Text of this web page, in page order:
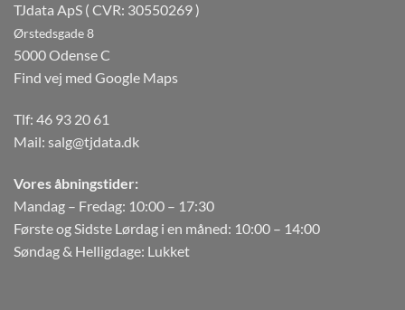
TJdata ApS ( CVR: 30550269 )
Ørstedsgade 8
5000 Odense C
Find vej med Google Maps
Tlf: 46 93 20 61
Mail: salg@tjdata.dk
Vores åbningstider:
Mandag – Fredag: 10:00 – 17:30
Første og Sidste Lørdag i en måned: 10:00 – 14:00
Søndag & Helligdage: Lukket